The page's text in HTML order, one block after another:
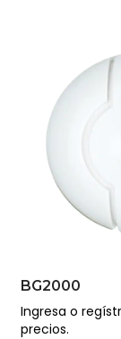
BG2000
Ingresa o
precios.